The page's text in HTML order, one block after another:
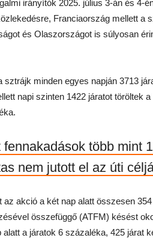
irányítók 2025. július 3-án és 4-
Franciaország mellett a
és Olaszországot is súlyosan
sztrájk minden egyes napján 3713
napi szinten 1422 járatot töröltek
több mint
nem jutott el az úti
az akció a két nap alatt összesen
összefüggő (ATFM) késést
alatt a járatok 6 százaléka, 425 járat